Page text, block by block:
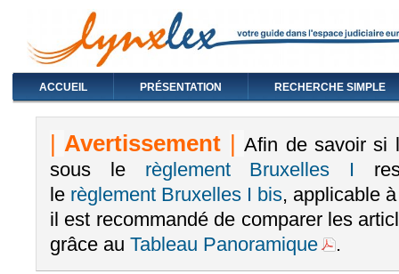
ACCUEIL PRÉSENTATION RECHERCHE SIMPLE
|Avertissement | Afin de savoir si
sous le règlement Bruxelles I
le règlement Bruxelles I bis, applicable
il est recommandé de comparer les
grâce au Tableau Panoramique .